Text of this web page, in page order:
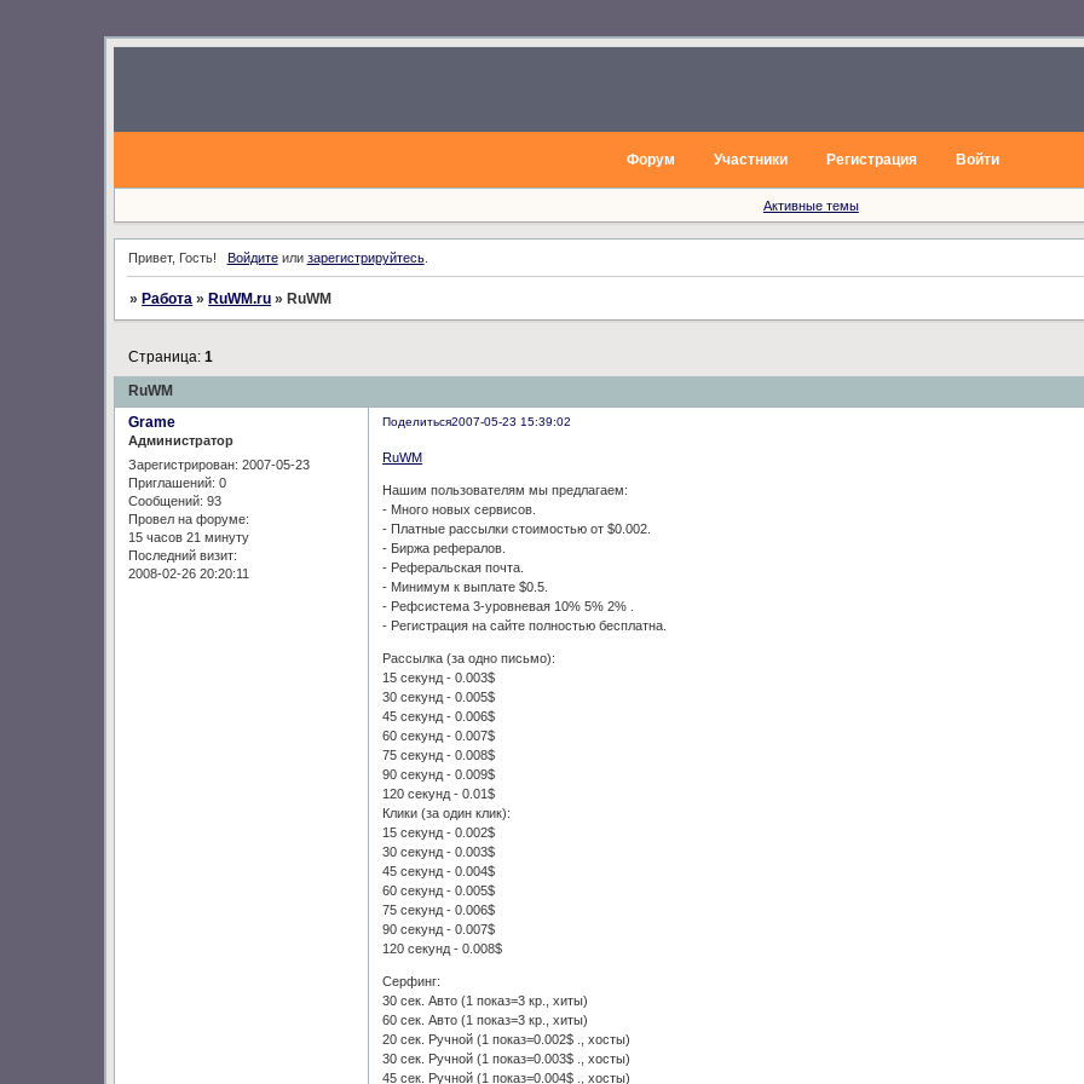
Форум Участники Регистрация Войти
Активные темы
Привет, Гость! Войдитеили зарегистрируйтесь.
» Работа » RuWM.ru » RuWM
RuWM
Страница:1
Поделиться2007-05-23 15:39:02
Grame
Администратор
Зарегистрирован: 2007-05-23
Приглашений: 0
Сообщений: 93
Провел на форуме:
15 часов 21 минуту
Последний визит:
2008-02-26 20:20:11
RuWM
Нашим пользователям мы предлагаем:
- Много новых сервисов.
- Платные рассылки стоимостью от $0.002.
- Биржа рефералов.
- Реферальская почта.
- Минимум к выплате $0.5.
- Рефсистема 3-уровневая 10% 5% 2% .
- Регистрация на сайте полностью бесплатна.
Рассылка (за одно письмо):
15 секунд - 0.003$
30 секунд - 0.005$
45 секунд - 0.006$
60 секунд - 0.007$
75 секунд - 0.008$
90 секунд - 0.009$
120 секунд - 0.01$
Клики (за один клик):
15 секунд - 0.002$
30 секунд - 0.003$
45 секунд - 0.004$
60 секунд - 0.005$
75 секунд - 0.006$
90 секунд - 0.007$
120 секунд - 0.008$
Серфинг:
30 сек. Авто (1 показ=3 кр., хиты)
60 сек. Авто (1 показ=3 кр., хиты)
20 сек. Ручной (1 показ=0.002$ ., хосты)
30 сек. Ручной (1 показ=0.003$ ., хосты)
45 сек. Ручной (1 показ=0.004$ ., хосты)